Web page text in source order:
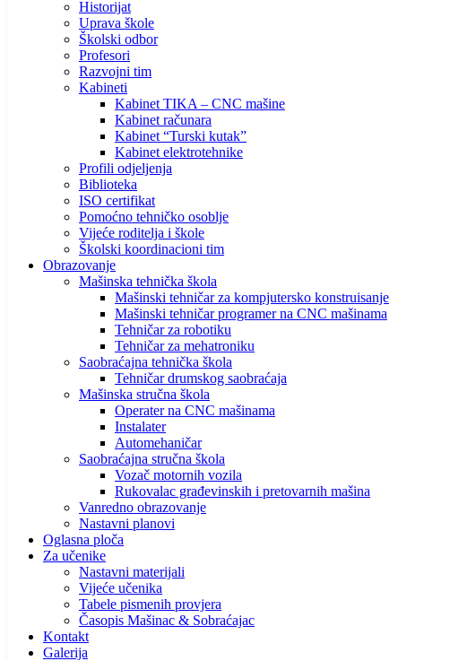
Historijat
Uprava škole
Školski odbor
Profesori
Razvojni tim
Kabineti
Kabinet TIKA – CNC mašine
Kabinet računara
Kabinet “Turski kutak”
Kabinet elektrotehnike
Profili odjeljenja
Biblioteka
ISO certifikat
Pomoćno tehničko osoblje
Vijeće roditelja i škole
Školski koordinacioni tim
Obrazovanje
Mašinska tehnička škola
Mašinski tehničar za kompjutersko konstruisanje
Mašinski tehničar programer na CNC mašinama
Tehničar za robotiku
Tehničar za mehatroniku
Saobraćajna tehnička škola
Tehničar drumskog saobraćaja
Mašinska stručna škola
Operater na CNC mašinama
Instalater
Automehaničar
Saobraćajna stručna škola
Vozač motornih vozila
Rukovalac građevinskih i pretovarnih mašina
Vanredno obrazovanje
Nastavni planovi
Oglasna ploča
Za učenike
Nastavni materijali
Vijeće učenika
Tabele pismenih provjera
Časopis Mašinac & Sobraćajac
Kontakt
Galerija